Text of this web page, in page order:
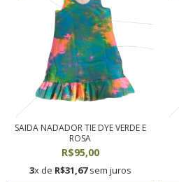
SAIDA NADADOR TIE DYE VERDE E
ROSA
R$95,00
3x de R$31,67sem juros